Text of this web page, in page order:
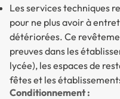
Les services techniques
pour ne plus avoir à
détériorées. Ce
preuves dans les
lycée), les espaces de
fêtes et les
Conditionnement :